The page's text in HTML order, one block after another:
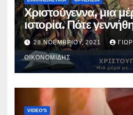
Χριστούγεννα, μια
ιστορία. Πότε
Χριστός; (Βίντεο).
28 ΝΟΕΜΒΡΊΟΥ, 2021
ΟΙΚΟΝΟΜΊΔΗΣ
VIDEO'S